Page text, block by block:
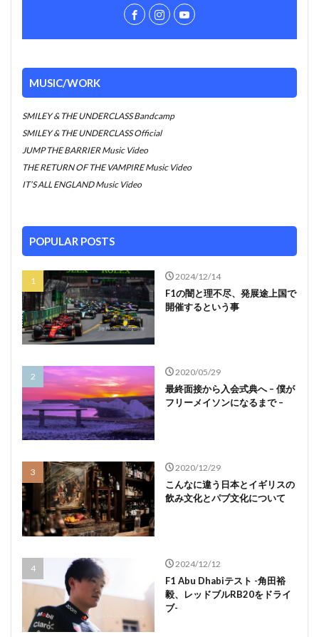
MUSIC/WORK
SMILEY & THE UNDERCLASS Bandcamp
SMILEY & THE UNDERCLASS Official
JUMP THE BARRIER Music Video
THE RETURN OF THE VAMPIRE Music Video
IT’S ALL ENGLAND Music Video
POPULAR POSTS
2024/12/14
F1の闇と理不尽、発展途上国で
開催するという事
2020/05/29
最終面接から入会式典へ – 僕が
フリーメイソンになるまで –
2020/12/29
こんなに違う日本とイギリスの
飲み文化とパブ文化について
2024/12/12
F1 Abu Dhabiテスト -角田裕
毅、レッドブルRB20をドライ
ブ-